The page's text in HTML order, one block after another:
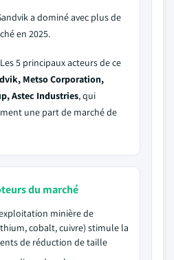
a dominé avec plus de
en 2025.
Les 5 principaux acteurs de ce
Metso Corporation,
Astec Industries, qui
une part de marché de
du marché
minière de
cobalt, cuivre) stimule la
de réduction de taille